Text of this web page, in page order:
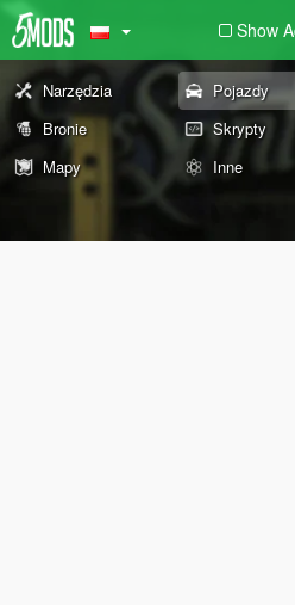
Show
Narzędzia Pojazdy
Bronie
Skrypty
Mapy
Inne